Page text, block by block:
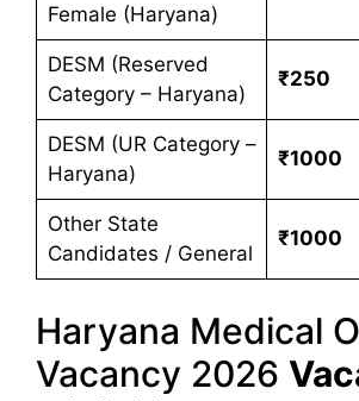
Female (Haryana)
DESM (Reserved
Category – Haryana)
₹250
DESM (UR Category –
Haryana)
₹1000
Other State
Candidates / General
₹1000
Haryana Medical
Vacancy 2026